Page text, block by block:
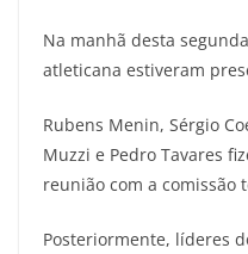
Na manhã desta
atleticana estiveram
Rubens Menin, Sérgio
Muzzi e Pedro Tavares
reunião com a comissão
Posteriormente, líderes